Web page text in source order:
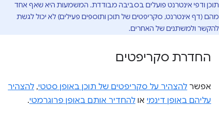
תוכן ודפי אינטרנט פועלים בסביבה מבודדת. המשמעות היא שאף אחד
מהם (דף אינטרנט, סקריפטים של תוכן ותוספים פעילים) לא יכול לגשת
להקשר ולמשתנים של האחרים.
החדרת סקריפטים
אפשר להצהיר על סקריפטים של תוכן באופן סטטי, להצהיר
עליהם באופן דינמי או להחדיר אותם באופן פרוגרמטי.